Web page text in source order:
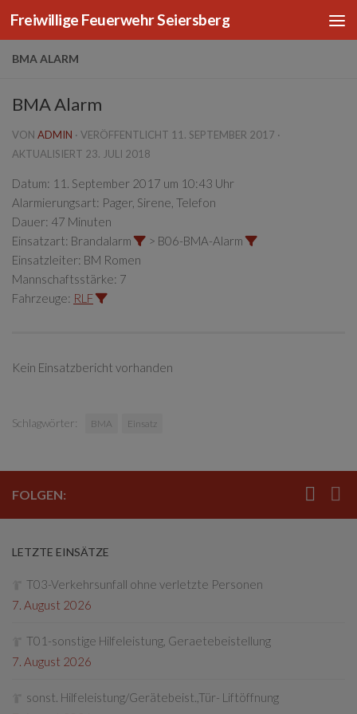
Zum Inhalt springen
Freiwillige Feuerwehr Seiersberg
BMA ALARM
BMA Alarm
VON ADMIN · VERÖFFENTLICHT 11. SEPTEMBER 2017 ·
AKTUALISIERT 23. JULI 2018
Datum: 11. September 2017 um 10:43 Uhr
Alarmierungsart: Pager, Sirene, Telefon
Dauer: 47 Minuten
Einsatzart: Brandalarm
> B06-BMA-Alarm
Einsatzleiter: BM Romen
Mannschaftsstärke: 7
Fahrzeuge: RLF
Kein Einsatzbericht vorhanden
Schlagwörter: BMA Einsatz
FOLGEN:
LETZTE EINSÄTZE
T03-Verkehrsunfall ohne verletzte Personen
7. August 2026
T01-sonstige Hilfeleistung, Geraetebeistellung
7. August 2026
sonst. Hilfeleistung/Gerätebeist.,Tür- Liftöffnung